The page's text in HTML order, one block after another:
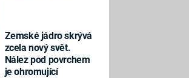
Zemské jádro skrývá
zcela nový svět.
Nález pod povrchem
je ohromující